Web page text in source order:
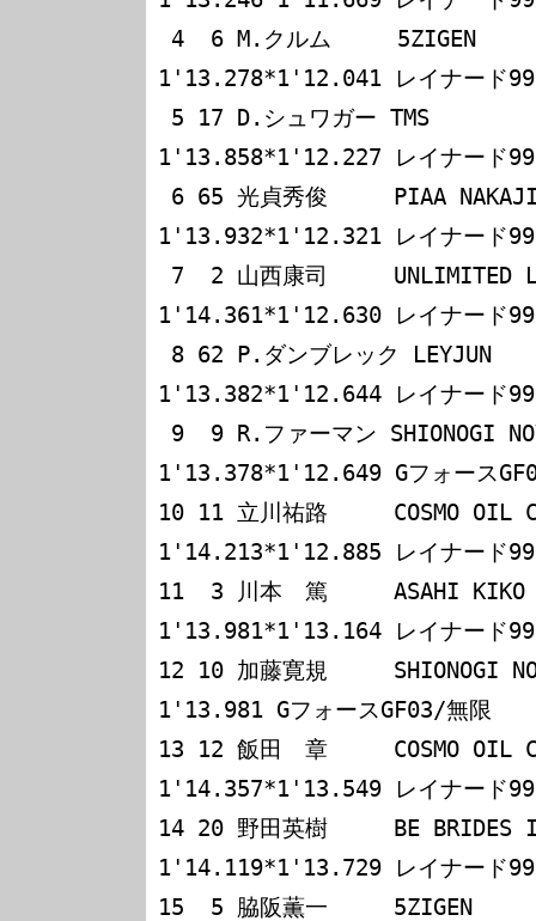
1'13.278*1'12.041 レイナード
1'13.858*1'12.227 レイナード
1'13.932*1'12.321 レイナード
1'14.361*1'12.630 レイナード
1'13.382*1'12.644 レイナード
1'13.378*1'12.649 Gフォース
10 11 立川祐路     COSMO OIL
1'14.213*1'12.885 レイナード
11  3 川本　篤     ASAHI KIKO
1'13.981*1'13.164 レイナード
12 10 加藤寛規     SHIONOGI
1'13.981 GフォースGF03/無限
13 12 飯田　章     COSMO OIL
1'14.357*1'13.549 レイナード
14 20 野田英樹     BE BRIDES
1'14.119*1'13.729 レイナード
15  5 脇阪薫一